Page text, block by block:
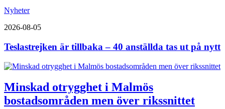
Nyheter
2026-08-05
Teslastrejken är tillbaka – 40 anställda tas ut på nytt
Minskad otrygghet i Malmös
bostadsområden men över rikssnittet